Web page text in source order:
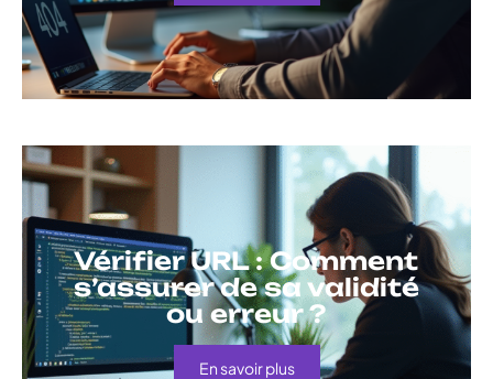
Vérifier URL : Comment
s’assurer de sa validité
ou erreur ?
En savoir plus